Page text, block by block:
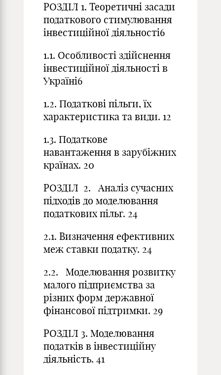
РОЗДІЛ 1. Теоретичні засади
податкового стимулювання
інвестиційної діяльності6
1.1. Особливості здійснення
інвестиційної діяльності в
Україні6
1.2. Податкові пільги, їх
характеристика та види. 12
1.3. Податкове
навантаження в зарубіжних
країнах. 20
РОЗДІЛ 2. Аналіз сучасних
підходів до моделювання
податкових пільг. 24
2.1. Визначення ефективних
меж ставки податку. 24
2.2. Моделювання розвитку
малого підприємства за
різних форм державної
фінансової підтримки. 29
РОЗДІЛ 3. Моделювання
податків в інвестиційну
діяльність. 41